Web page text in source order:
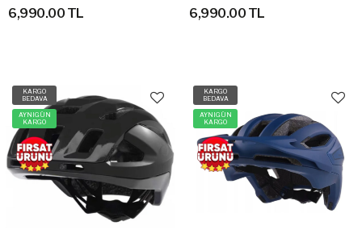
6,990.00 TL
Kaskı
6,990.00 TL
KARGO
BEDAVA
AYNIGÜN
KARGO
KARGO
BEDAVA
AYNIGÜN
KARGO